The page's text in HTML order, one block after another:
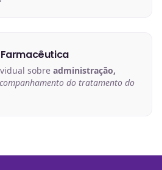
sobre administração,
do tratamento do